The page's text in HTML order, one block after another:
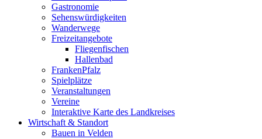
Gastronomie
Sehenswürdigkeiten
Wanderwege
Freizeitangebote
Fliegenfischen
Hallenbad
FrankenPfalz
Spielplätze
Veranstaltungen
Vereine
Interaktive Karte des Landkreises
Wirtschaft & Standort
Bauen in Velden